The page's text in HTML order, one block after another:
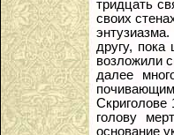
тридцать
своих
другу,
возложили
далее
Скриголове
голову
основание